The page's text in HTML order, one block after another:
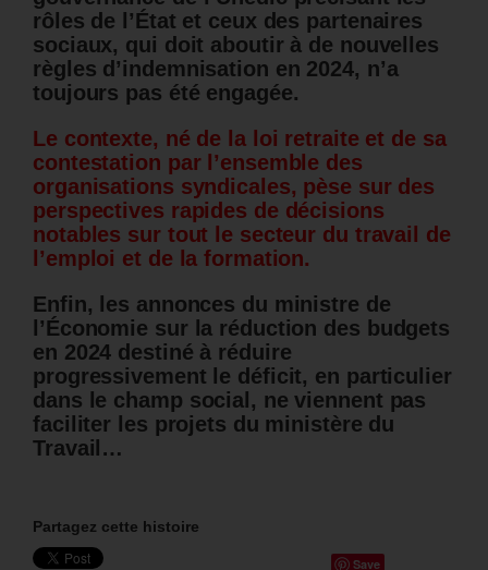
rôles de l’État et ceux des partenaires
sociaux, qui doit aboutir à de nouvelles
règles d’indemnisation en 2024, n’a
toujours pas été engagée.
Le contexte, né de la loi retraite et de sa
contestation par l’ensemble des
organisations syndicales, pèse sur des
perspectives rapides de décisions
notables sur tout le secteur du travail de
l’emploi et de la formation.
Enfin, les annonces du ministre de
l’Économie sur la réduction des budgets
en 2024 destiné à réduire
progressivement le déficit, en particulier
dans le champ social, ne viennent pas
faciliter les projets du ministère du
Travail…
Partagez cette histoire
Save